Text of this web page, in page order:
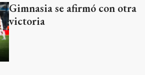
Gimnasia se afirmó con otra
victoria